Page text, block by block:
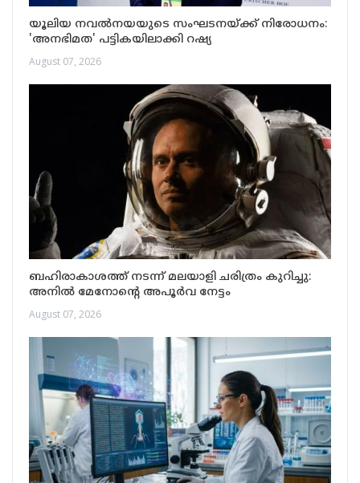
യൂലിയ നവൽനയയുടെ സംഘടനയ്ക്ക് നിരോധനം:
'അനഭിമത' പട്ടികയിലാക്കി റഷ്യ
August 07, 2026
ബഹിരാകാശത്ത് നടന്ന് മലയാളി ചരിത്രം കുറിച്ചു:
അനിൽ മേനോന്റെ അപൂർവ നേട്ടം
August 07, 2026